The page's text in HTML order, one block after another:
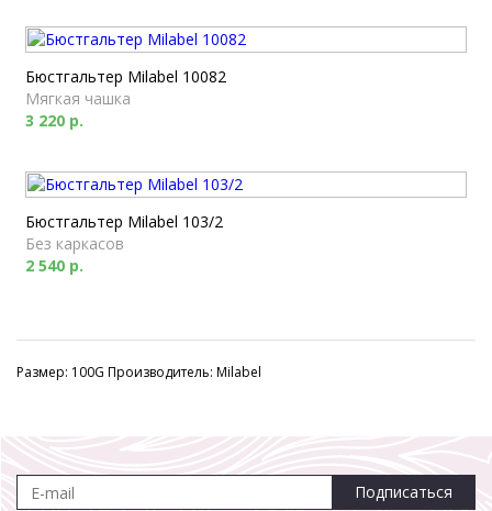
Бюстгальтер Milabel 10082
Мягкая чашка
3 220 р.
Бюстгальтер Milabel 103/2
Без каркасов
2 540 р.
Размер: 100G Производитель: Milabel
Подписаться